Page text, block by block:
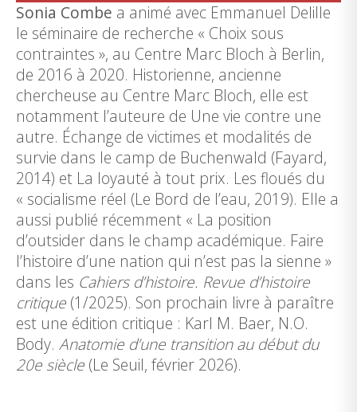
Sonia Combe a animé avec Emmanuel Delille
le séminaire de recherche « Choix sous
contraintes », au Centre Marc Bloch à Berlin,
de 2016 à 2020. Historienne, ancienne
chercheuse au Centre Marc Bloch, elle est
notamment l’auteure de Une vie contre une
autre. Échange de victimes et modalités de
survie dans le camp de Buchenwald (Fayard,
2014) et La loyauté à tout prix. Les floués du
« socialisme réel (Le Bord de l’eau, 2019). Elle a
aussi publié récemment « La position
d’outsider dans le champ académique. Faire
l’histoire d’une nation qui n’est pas la sienne »
dans les Cahiers d’histoire. Revue d’histoire
critique (1/2025). Son prochain livre à paraître
est une édition critique : Karl M. Baer, N.O.
Body. Anatomie d’une transition au début du
20e siècle (Le Seuil, février 2026).